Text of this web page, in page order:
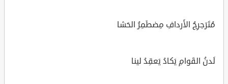
مُتَرَجرِجُ الأَردافِ مِضطَمِرُ الحَشا
لَدنُ القَوامِ يَكادُ يَعقِدُ لينا